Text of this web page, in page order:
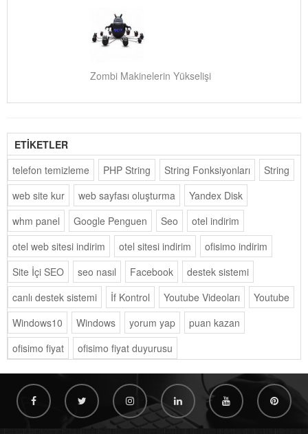
Zombi Makinelerin Yükselişi
ETİKETLER
telefon temizleme
PHP String String Fonksiyonları
String
web site kur
web sayfası oluşturma
Yandex Disk
whm panel
Google Penguen Seo
otel indirim
otel web sitesi indirim
otel sitesi indirim
ofisimo indirim
Site İçi SEO
seo nasıl Facebook
destek sistemi
canlı destek sistemi
İf Kontrol Youtube Videoları
Youtube
Windows10
Windows yorum yap
puan kazan
ofisimo fiyat
ofisimo fiyat duyurusu